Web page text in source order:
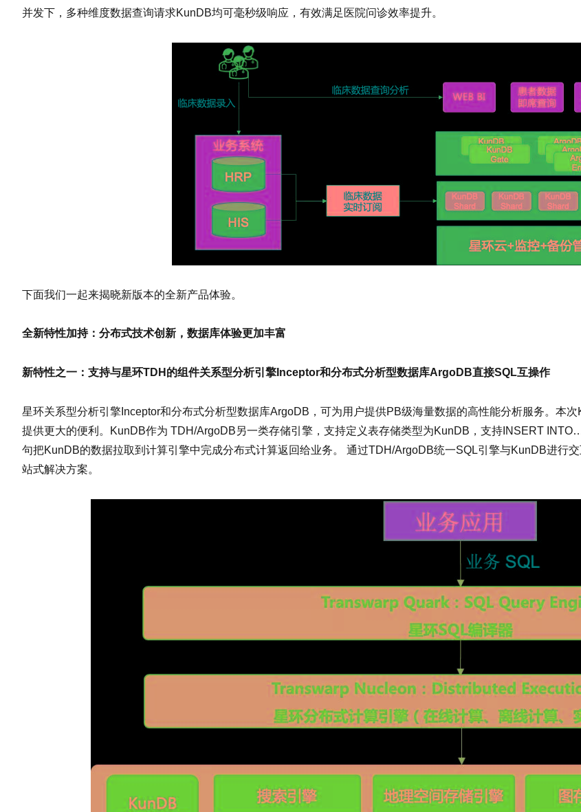
并发下，多种维度数据查询请求KunDB均可毫秒级响应，有效满足医院问诊效率提升。
下面我们一起来揭晓新版本的全新产品体验。
全新特性加持：分布式技术创新，数据库体验更加丰富
新特性之一：支持与星环TDH的组件关系型分析引擎Inceptor和分布式分析型数据库ArgoDB直接SQL互操作
星环关系型分析引擎Inceptor和分布式分析型数据库ArgoDB，可为用户提供PB级海量数据的高性能分析服务。本
提供更大的便利。KunDB作为 TDH/ArgoDB另一类存储引擎，支持定义表存储类型为KunDB，支持INSERT
句把KunDB的数据拉取到计算引擎中完成分布式计算返回给业务。 通过TDH/ArgoDB统一SQL引擎与KunDB进行
站式解决方案。